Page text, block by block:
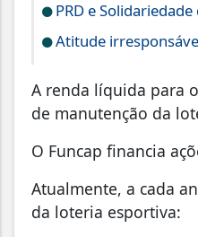
PRD e
Atitude
A renda líquida para
de manutenção da
O Funcap financia
Atualmente, a cada
da loteria esportiva: